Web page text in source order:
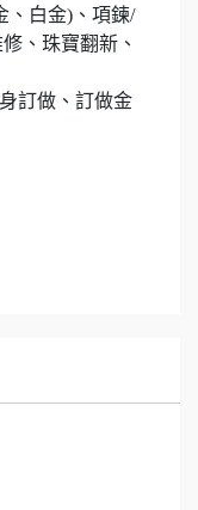
、白金)、項鍊/
、珠寶翻新、
訂做、訂做金